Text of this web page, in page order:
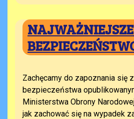
Zachęcamy do zapoznania się
bezpieczeństwa
Ministerstwa Obrony
jak zachować się na wypadek